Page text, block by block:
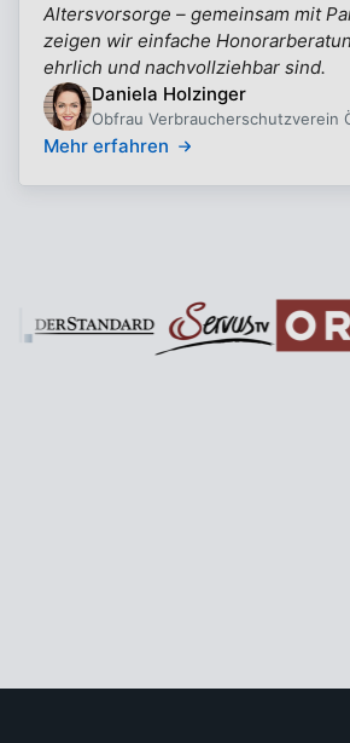
Altersvorsorge – gemeinsam mit
zeigen wir einfache
ehrlich und nachvollziehbar sind.
Daniela Holzinger
Obfrau Verbraucherschutzverein
Mehr erfahren